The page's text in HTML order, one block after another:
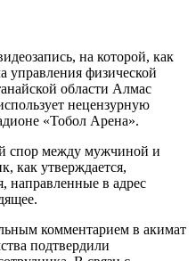
на которой, как
управления физической
области Алмас
нецензурную
«Тобол Арена».
спор между мужчиной и
как утверждается,
направленные в адрес
комментарием в акимат
подтвердили